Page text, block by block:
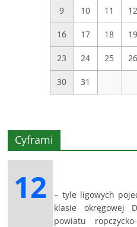
9 10 11 12
16 17 18 19
23 24 25 26
30 31
Cyframi
12
– tyle ligowych
klasie okręgowej
powiatu